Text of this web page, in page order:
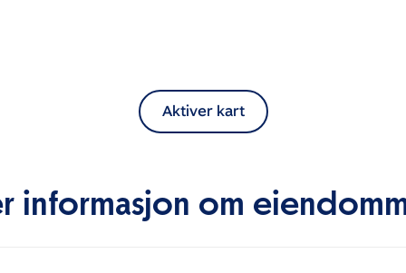
Aktiver kart
informasjon om